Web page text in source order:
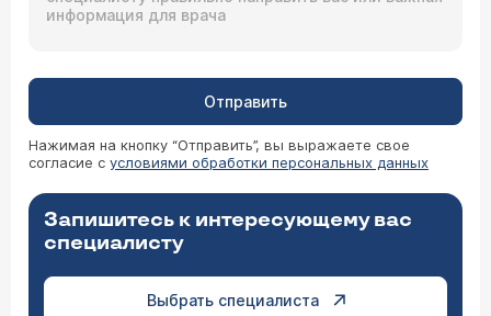
Отправить
Нажимая на кнопку “Отправить”, вы выражаете свое
согласие с условиями обработки персональных данных
Запишитесь к интересующему вас
специалисту
Выбрать специалиста